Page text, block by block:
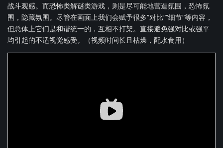
战斗观感。而恐怖类解谜类游戏，则是尽可能地营造氛围，恐怖氛
围，隐藏氛围。尽管在画面上我们会赋予很多”对比“”细节“等内容，
但总体上它们是和谐统一的，互相不打架。直接避免强对比或强平
均引起的不适视觉感受。（视频时间长且枯燥，配水食用）